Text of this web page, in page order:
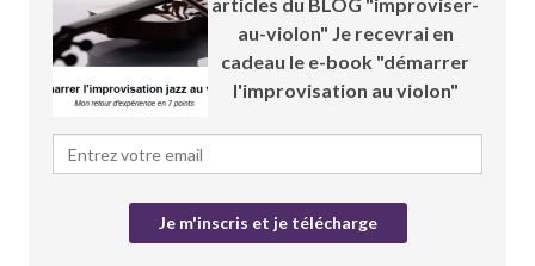
articles du BLOG "improviser-
au-violon" Je recevrai en
cadeau le e-book "démarrer
l'improvisation au violon"